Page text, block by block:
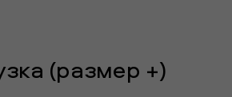
(размер +)